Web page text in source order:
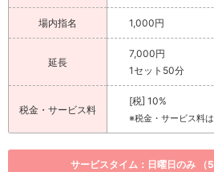
場内指名 1,000円
延長
7,000円
1セット50分
税金・サービス料
[税] 10%
※税金・サービス料
サービスタイム：日曜日のみ （